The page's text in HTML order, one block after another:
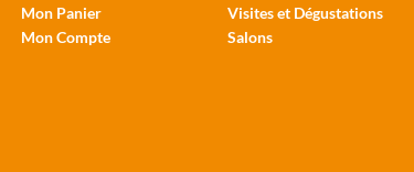
Mon Panier
Mon Compte
Visites et Dégustations
Salons